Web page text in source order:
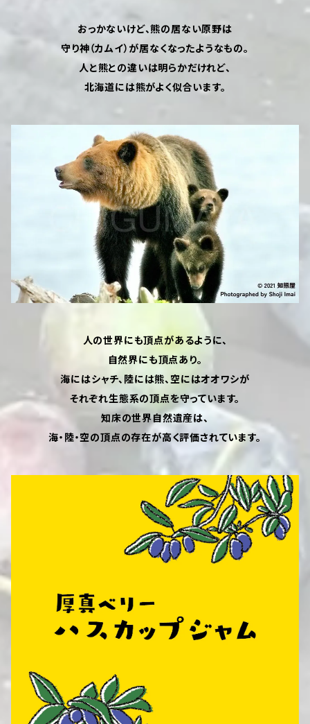
おっかないけど、熊の居ない原野は
守り神（カムイ）が居なくなったようなもの。
人と熊との違いは明らかだけれど、
北海道には熊がよく似合います。
人の世界にも頂点があるように、
自然界にも頂点あり。
海にはシャチ、陸には熊、空にはオオワシが
それぞれ生態系の頂点を守っています。
知床の世界自然遺産は、
海・陸・空の頂点の存在が高く評価されています。